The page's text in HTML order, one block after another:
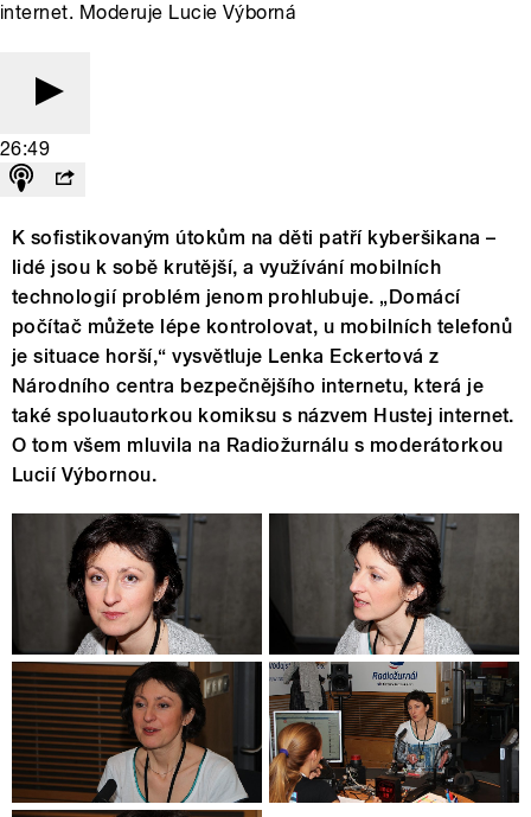
internet. Moderuje Lucie Výborná
26:49
K sofistikovaným útokům na děti patří kyberšikana –
lidé jsou k sobě krutější, a využívání mobilních
technologií problém jenom prohlubuje. „Domácí
počítač můžete lépe kontrolovat, u mobilních telefonů
je situace horší,“ vysvětluje Lenka Eckertová z
Národního centra bezpečnějšího internetu, která je
také spoluautorkou komiksu s názvem Hustej internet.
O tom všem mluvila na Radiožurnálu s moderátorkou
Lucií Výbornou.